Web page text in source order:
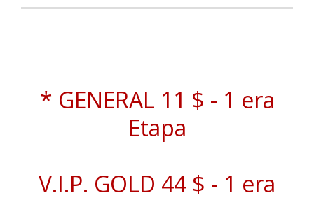
* GENERAL 11 $ - 1 era
Etapa
V.I.P. GOLD 44 $ - 1 era